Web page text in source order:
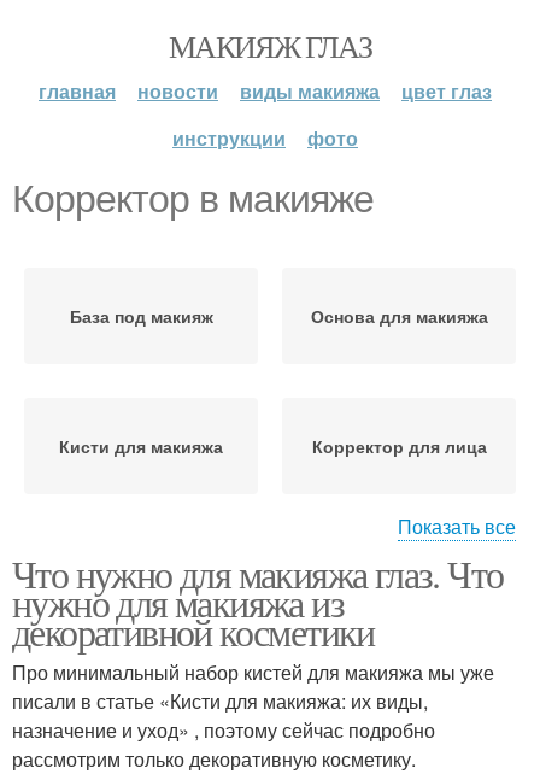
МАКИЯЖ ГЛАЗ
главная новости виды макияжа
цвет глаз
инструкции
фото
Корректор в макияже
База под макияж Основа для макияжа
Кисти для макияжа Корректор для лица
Основа под макияж
Показать все
Что нужно для макияжа глаз. Что
нужно для макияжа из
декоративной косметики
Про минимальный набор кистей для макияжа мы уже
писали в статье «Кисти для макияжа: их виды,
назначение и уход» , поэтому сейчас подробно
рассмотрим только декоративную косметику.